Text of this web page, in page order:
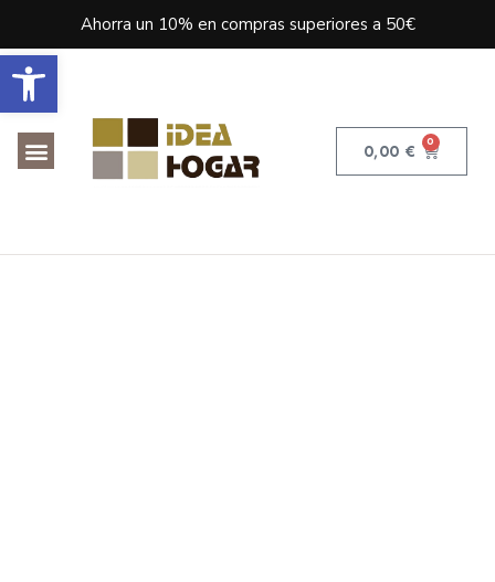
Abrir barra de herramientas
Ahorra un 10% en compras superiores a 50€
0,00 € 0